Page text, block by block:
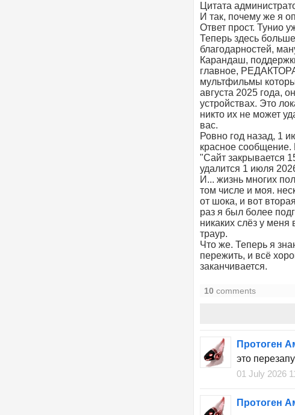
Цитата
И так, почему же я
Ответ прост. Тунио
Теперь здесь
благодарностей,
Карандаш,
главное,
мультфильмы
августа 2025 года,
устройствах. Это
никто их не может
вас.
Ровно год назад, 1
красное
"Сайт закрывается
удалится 1 июля
И... жизнь многих
том числе и моя.
от шока, и вот
раз я был более
никаких слёз у меня
траур.
Что же. Теперь я
пережить, и всё
заканчивается.
10 comments
Протоген
это
01 July 2026
Протоген